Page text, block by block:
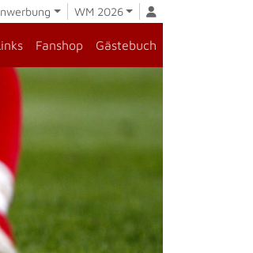
WM 2026
Fanshop Gästebuch